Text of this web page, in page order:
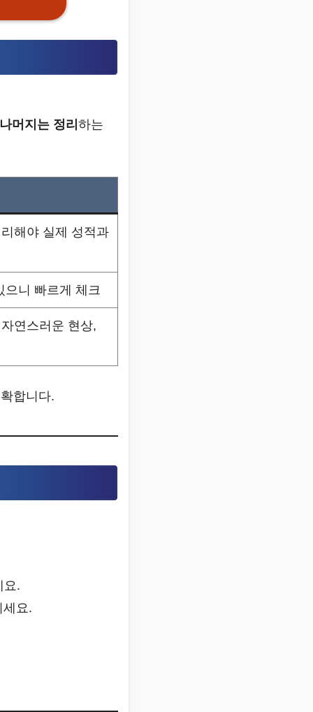
머지는 정리 하는
해야 실제 성적과
으니 빠르게 체크
연스러운 현상,
합니다.
요.
세요.